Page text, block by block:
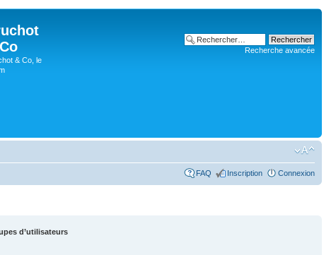
& Co, le
Recherche avancée
FAQ Inscription Connexion
d’utilisateurs